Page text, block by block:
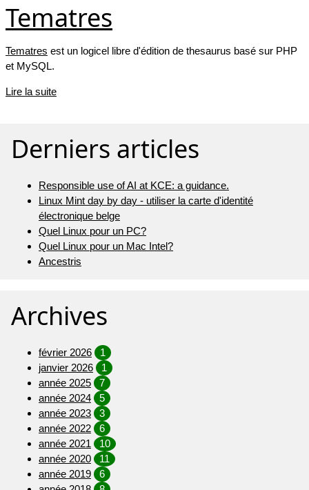
Tematres
Tematres est un logicel libre d'édition de thesaurus basé sur PHP
et MySQL.
Lire la suite
Derniers articles
Responsible use of AI at KCE: a guidance.
Linux Mint day by day - utiliser la carte d'identité
électronique belge
Quel Linux pour un PC?
Quel Linux pour un Mac Intel?
Ancestris
Archives
février 2026
1
janvier 2026
1
année 2025
7
année 2024
5
année 2023
3
année 2022
6
année 2021
10
année 2020
11
année 2019
6